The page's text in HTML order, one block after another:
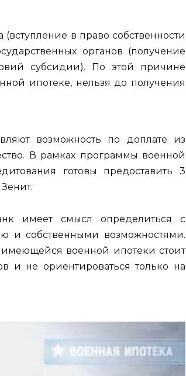
в право собственности
органов (получение
субсидии). По этой причине
ипотеке, нельзя до получения
возможность по доплате из
В рамках программы военной
готовы предоставить 3
имеет смысл определиться с
и собственными возможностями.
военной ипотеки стоит
и не ориентироваться только на